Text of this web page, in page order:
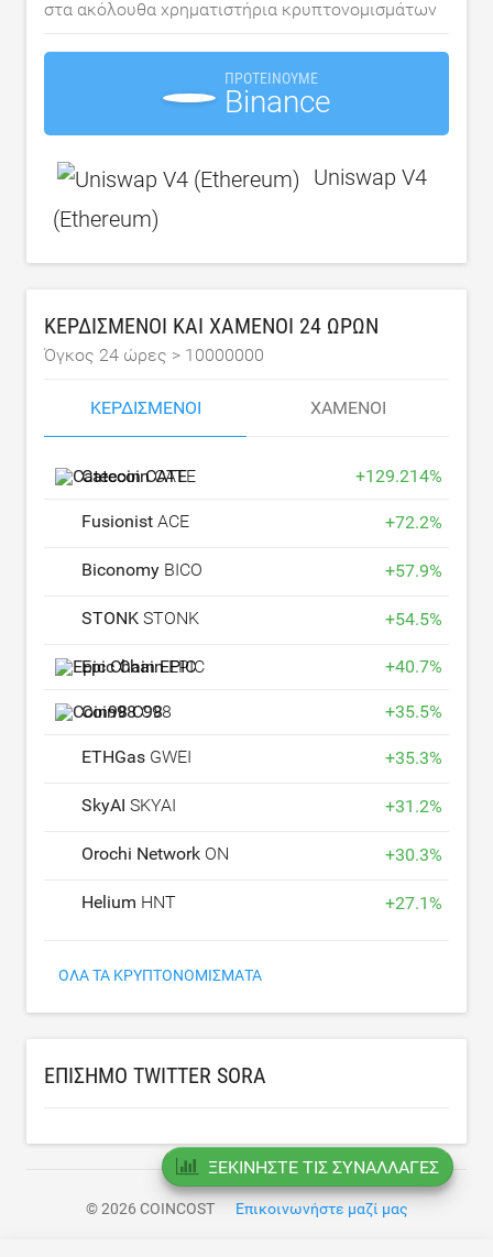
στα ακόλουθα χρηματιστήρια κρυπτονομισμάτων
ΠΡΟΤΕΊΝΟΥΜΕ
Binance
Uniswap V4
(Ethereum)
ΚΕΡΔΙΣΜΈΝΟΙ ΚΑΙ ΧΑΜΈΝΟΙ 24 ΩΡΏΝ
Όγκος 24 ώρες > 10000000
ΚΕΡΔΙΣΜΈΝΟΙ ΧΑΜΈΝΟΙ
CatecoinCATE +129.214%
Fusionist ACE +72.2%
Biconomy BICO +57.9%
STONK STONK +54.5%
Epic ChainEPIC +40.7%
Coin98C98 +35.5%
ETHGas GWEI +35.3%
SkyAI SKYAI +31.2%
Orochi Network ON +30.3%
Helium HNT +27.1%
ΌΛΑ ΤΑ ΚΡΥΠΤΟΝΟΜΊΣΜΑΤΑ
ΕΠΊΣΗΜΟ TWITTER SORA
© 2026 COINCOST Επικοινωνήστε μαζί μας
ΞΕΚΙΝΉΣΤΕ ΤΙΣ ΣΥΝΑΛΛΑΓΈΣ